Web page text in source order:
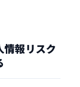
情報リスク